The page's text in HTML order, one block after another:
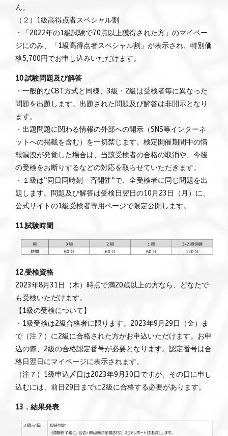
ん。
（２）1級高得点者スペシャル割
・「2022年の1級試験で70点以上獲得された方」のマイペー
ジにのみ、「1級高得点者スペシャル割」が表示され、特別価
格5,700円でお申し込みいただけます。
10.試験問題及び解答
・一般的なCBT方式と同様、3級・2級は受検者毎に異なった
問題を出題します。出題された問題及び解答は非開示となり
ます。
・出題問題に関わる情報の外部への開示（SNS等インターネ
ットへの掲載を含む）を一切禁じます。検定開催期間中の情
報漏洩が発覚した場合は、当該受検者の合格の取消や、今後
の受検をお断りするなどの対応を取らせていただきます。
・１級は“同日同時刻一斉開催“で、全受検者に同じ問題を出
題します。問題及び解答は受検日翌日の10月23日（月）に、
公式サイトの1級受検者専用ページで限定公開します。
11.試験時間
12.受検資格
2023年8月31日（木）時点で満20歳以上の方なら、どなたで
も受検いただけます。
【1級の受検について】
・1級受検は2級合格者に限ります。2023年9月29日（金）ま
で（注７）に2級に合格された方がお申込いただけます。お申
込の際、2級の合格認定番号が必要となります。認定番号は合
格日翌日にマイページに表示されます。
（注７）1級申込〆日は2023年9月30日ですが、その日に申し
込むには、前日29日までに2級に合格する必要があります。
13．結果発表